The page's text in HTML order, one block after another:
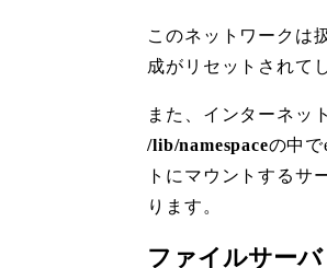
このネットワークは
成がリセットされて
また、インターネッ
/lib/namespaceの中
トにマウントするサ
ります。
ファイルサーバ